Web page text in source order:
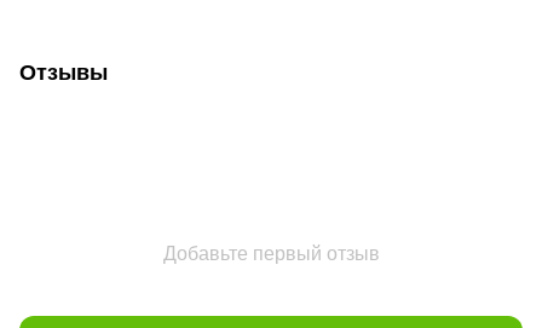
Отзывы
Добавьте первый отзыв